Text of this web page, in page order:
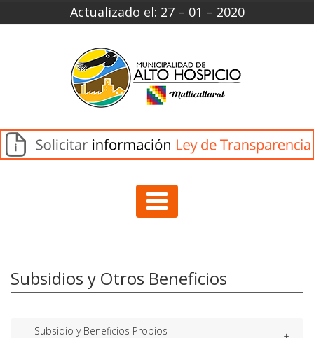
Actualizado el: 27 – 01 – 2020
Subsidios y Otros Beneficios
Subsidio y Beneficios Propios